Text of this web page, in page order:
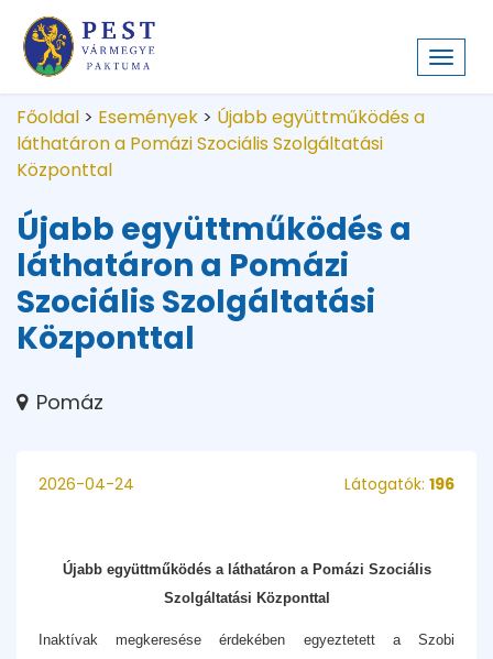
Főoldal > Események > Újabb együttműködés a
láthatáron a Pomázi Szociális Szolgáltatási
Központtal
Újabb együttműködés a
láthatáron a Pomázi
Szociális Szolgáltatási
Központtal
Pomáz
2026-04-24 Látogatók: 196
Újabb együttműködés a láthatáron a Pomázi Szociális
Szolgáltatási Központtal
Inaktívak megkeresése érdekében egyeztetett a Szobi